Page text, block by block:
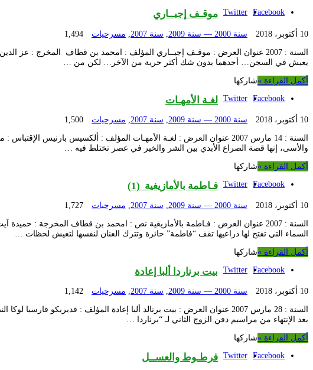
Facebook
Twitter موقـف إجبــاري
10 أكتوبر، 2018 سنة 2000 — سنة 2009 سنة 2007 مسرحيات 1,494
السنة : 2007 عنوان العرض : موقـف إجبــاري المؤلف : امحمد بن قطاف
يعيش في السجن… أحدهما بدون شك أكثر حرية من الآخر… لكن من …
أكمل القراءة »شاركها
Facebook
Twitter لغـة الأمهـات
10 أكتوبر، 2018 سنة 2000 — سنة 2009 سنة 2007 مسرحيات 1,500
السنة : 14 مارس 2007 عنوان العرض : لغـة الأمهـات المؤلف : ألكسيس
والأسى، إنها قصة الصراع الأبدي بين الشر والخير في عصر تختلط فيه …
أكمل القراءة »شاركها
Facebook
Twitter فـاطمة بالأمازيغية (1)
10 أكتوبر، 2018 سنة 2000 — سنة 2009 سنة 2007 مسرحيات 1,727
السنة : 2007 عنوان العرض : فـاطمة بالأمازيغية نص : امحمد بن قطاف
السماء التي تفتح لها ذراعيها تقف “فاطمة” حائرة وتترك العنان لنفسها لتعيش لحظات …
أكمل القراءة »شاركها
Facebook
Twitter بيت برناردا ألبا إعادة
10 أكتوبر، 2018 سنة 2000 — سنة 2009 , سنة 2007 , مسرحيات 1,142
السنة : 28 مارس 2007 عنوان العرض : بيت برنالد ألبا إعادة المؤلف :
بعد الإنتهاء من مراسيم دفن الزوج الثاني لـ “برناردا …
أكمل القراءة »شاركها
Facebook
Twitter فرطـوط والعســل